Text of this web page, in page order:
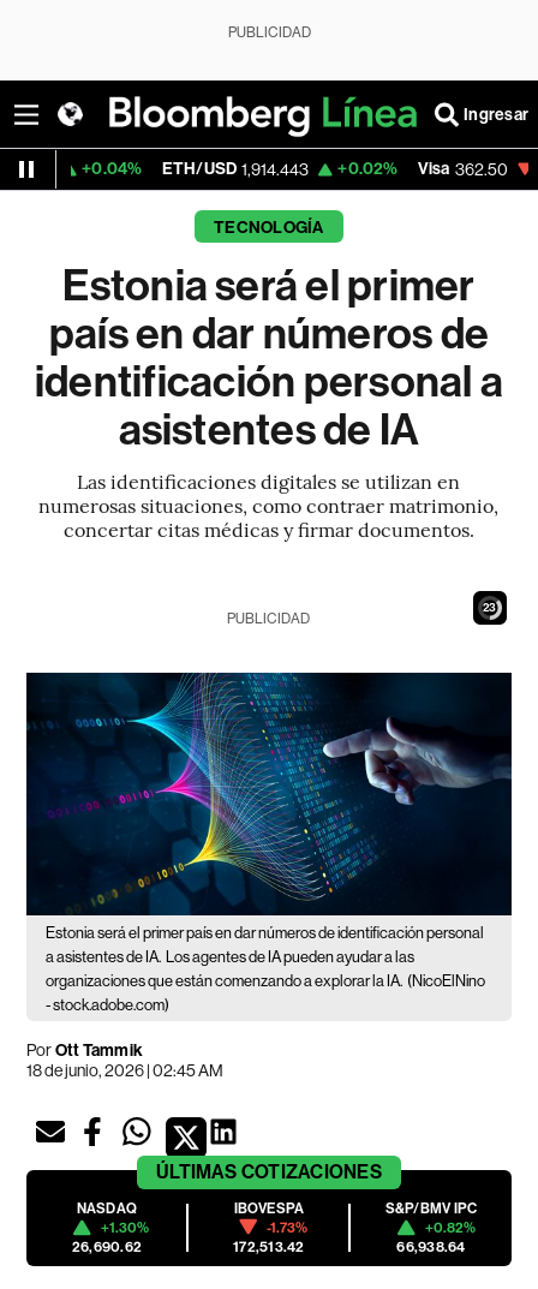
PUBLICIDAD
Ingresar
ETH/USD 1,914.443 +0.02% Visa 362.50 -2.15%
TECNOLOGÍA
Estonia será el primer
país en dar números de
identificación personal a
asistentes de IA
Las identificaciones digitales se utilizan en
numerosas situaciones, como contraer matrimonio,
concertar citas médicas y firmar documentos.
22
PUBLICIDAD
Estonia será el primer país en dar números de identificación personal
a asistentes de IA. Los agentes de IA pueden ayudar a las
organizaciones que están comenzando a explorar la IA. (NicoElNino
- stock.adobe.com)
PorOtt Tammik
18 de junio, 2026 | 02:45 AM
ÚLTIMAS COTIZACIONES
NASDAQ
+1.30%
26,690.62
IBOVESPA
-1.73%
172,513.42
S&P/BMV IPC
+0.82%
66,938.64